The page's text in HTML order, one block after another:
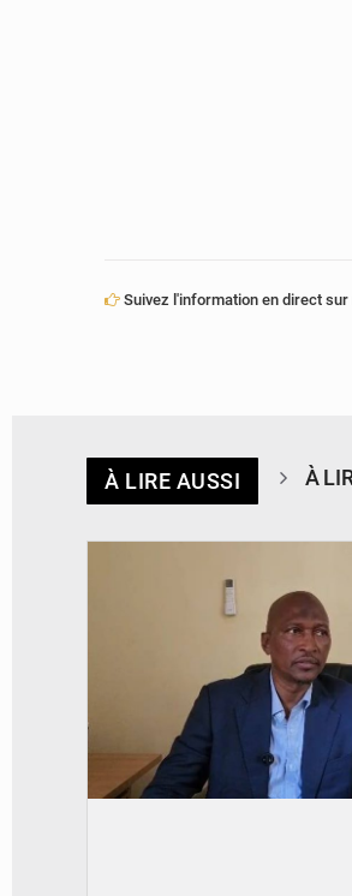
Suivez l'information en direct
À LIRE AUSSI À